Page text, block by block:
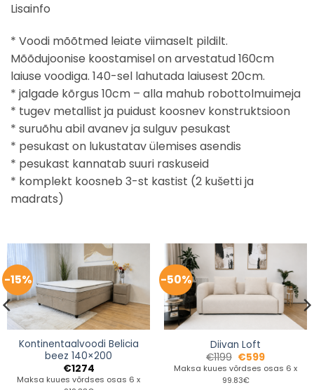
Lisainfo
* Voodi mõõtmed leiate viimaselt pildilt.
Mõõdujoonise koostamisel on arvestatud 160cm
laiuse voodiga. 140-sel lahutada laiusest 20cm.
* jalgade kõrgus 10cm – alla mahub robottolmuimeja
* tugev metallist ja puidust koosnev konstruktsioon
* suruõhu abil avanev ja sulguv pesukast
* pesukast on lukustatav ülemises asendis
* pesukast kannatab suuri raskuseid
* komplekt koosneb 3-st kastist (2 kušetti ja
madrats)
-15%
Kontinentaalvoodi Belicia
beez 140×200
€1274
Maksa kuues võrdses osas 6 x
-50%
Diivan Loft
€1199 €599
Maksa kuues võrdses osas 6 x
99.83€